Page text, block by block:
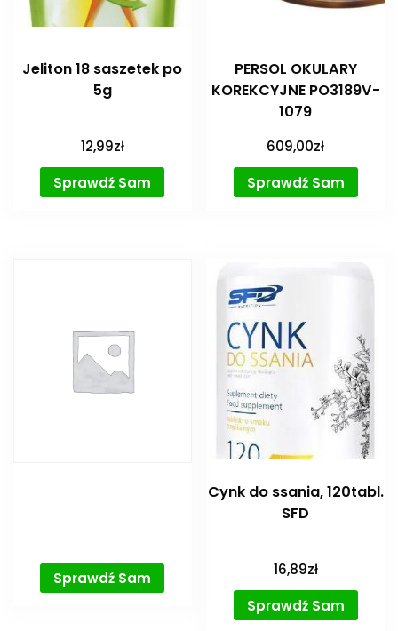
Jeliton 18 saszetek po
5g
12,99zł
Sprawdź Sam
PERSOL OKULARY
KOREKCYJNE PO3189V-
1079
609,00zł
Sprawdź Sam
Sprawdź Sam
Cynk do ssania, 120tabl.
SFD
16,89zł
Sprawdź Sam